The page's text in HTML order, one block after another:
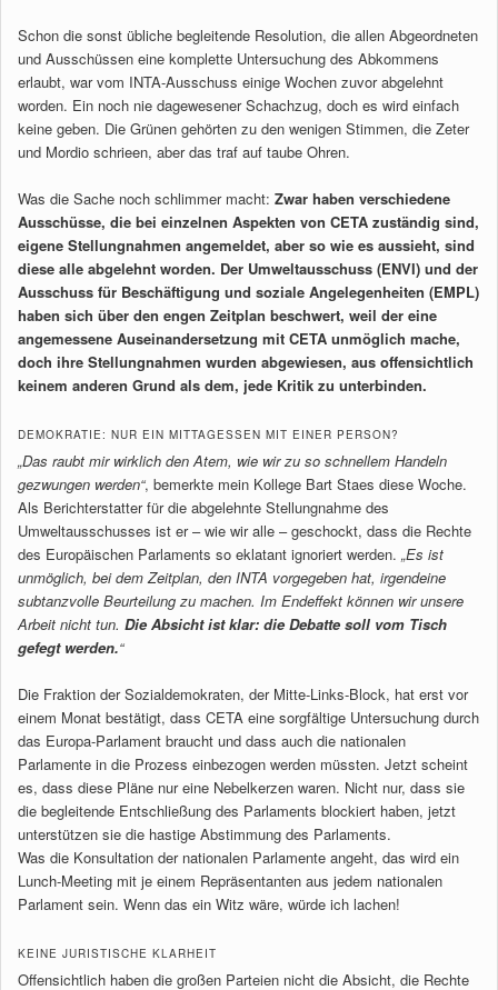
Schon die sonst übliche begleitende Resolution, die allen Abgeordneten
und Ausschüssen eine komplette Untersuchung des Abkommens
erlaubt, war vom INTA-Ausschuss einige Wochen zuvor abgelehnt
worden. Ein noch nie dagewesener Schachzug, doch es wird einfach
keine geben. Die Grünen gehörten zu den wenigen Stimmen, die Zeter
und Mordio schrieen, aber das traf auf taube Ohren.
Was die Sache noch schlimmer macht: Zwar haben verschiedene
Ausschüsse, die bei einzelnen Aspekten von CETA zuständig sind,
eigene Stellungnahmen angemeldet, aber so wie es aussieht, sind
diese alle abgelehnt worden. Der Umweltausschuss (ENVI) und der
Ausschuss für Beschäftigung und soziale Angelegenheiten (EMPL)
haben sich über den engen Zeitplan beschwert, weil der eine
angemessene Auseinandersetzung mit CETA unmöglich mache,
doch ihre Stellungnahmen wurden abgewiesen, aus offensichtlich
keinem anderen Grund als dem, jede Kritik zu unterbinden.
DEMOKRATIE: NUR EIN MITTAGESSEN MIT EINER PERSON?
„Das raubt mir wirklich den Atem, wie wir zu so schnellem Handeln
gezwungen werden“, bemerkte mein Kollege Bart Staes diese Woche.
Als Berichterstatter für die abgelehnte Stellungnahme des
Umweltausschusses ist er – wie wir alle – geschockt, dass die Rechte
des Europäischen Parlaments so eklatant ignoriert werden. „Es ist
unmöglich, bei dem Zeitplan, den INTA vorgegeben hat, irgendeine
subtanzvolle Beurteilung zu machen. Im Endeffekt können wir unsere
Arbeit nicht tun. Die Absicht ist klar: die Debatte soll vom Tisch
gefegt werden.“
Die Fraktion der Sozialdemokraten, der Mitte-Links-Block, hat erst vor
einem Monat bestätigt, dass CETA eine sorgfältige Untersuchung durch
das Europa-Parlament braucht und dass auch die nationalen
Parlamente in die Prozess einbezogen werden müssten. Jetzt scheint
es, dass diese Pläne nur eine Nebelkerzen waren. Nicht nur, dass sie
die begleitende Entschließung des Parlaments blockiert haben, jetzt
unterstützen sie die hastige Abstimmung des Parlaments.
Was die Konsultation der nationalen Parlamente angeht, das wird ein
Lunch-Meeting mit je einem Repräsentanten aus jedem nationalen
Parlament sein. Wenn das ein Witz wäre, würde ich lachen!
KEINE JURISTISCHE KLARHEIT
Offensichtlich haben die großen Parteien nicht die Absicht, die Rechte